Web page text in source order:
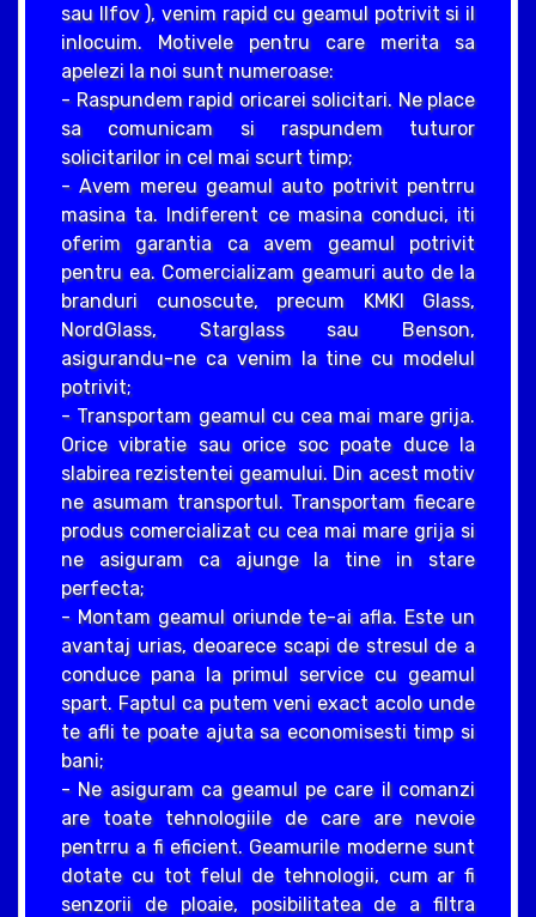
sau Ilfov ), venim rapid cu geamul potrivit si il
inlocuim. Motivele pentru care merita sa
apelezi la noi sunt numeroase:
- Raspundem rapid oricarei solicitari. Ne place
sa comunicam si raspundem tuturor
solicitarilor in cel mai scurt timp;
- Avem mereu geamul auto potrivit pentrru
masina ta. Indiferent ce masina conduci, iti
oferim garantia ca avem geamul potrivit
pentru ea. Comercializam geamuri auto de la
branduri cunoscute, precum KMKI Glass,
NordGlass, Starglass sau Benson,
asigurandu-ne ca venim la tine cu modelul
potrivit;
- Transportam geamul cu cea mai mare grija.
Orice vibratie sau orice soc poate duce la
slabirea rezistentei geamului. Din acest motiv
ne asumam transportul. Transportam fiecare
produs comercializat cu cea mai mare grija si
ne asiguram ca ajunge la tine in stare
perfecta;
- Montam geamul oriunde te-ai afla. Este un
avantaj urias, deoarece scapi de stresul de a
conduce pana la primul service cu geamul
spart. Faptul ca putem veni exact acolo unde
te afli te poate ajuta sa economisesti timp si
bani;
- Ne asiguram ca geamul pe care il comanzi
are toate tehnologiile de care are nevoie
pentrru a fi eficient. Geamurile moderne sunt
dotate cu tot felul de tehnologii, cum ar fi
senzorii de ploaie, posibilitatea de a filtra